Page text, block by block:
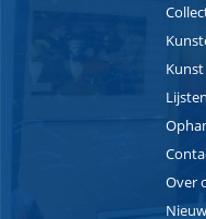
Over